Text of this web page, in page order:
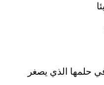
حلمها الذي يصغر